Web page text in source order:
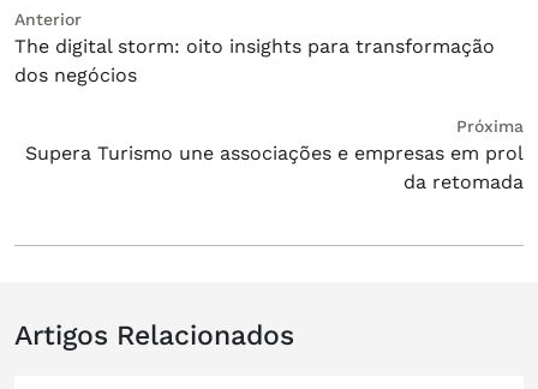
Navegação
de
Post
Anterior
Post
anterior:
The digital storm: oito insights para transformação
dos negócios
Próxima
post:
Supera Turismo une associações e empresas em prol
da retomada
Artigos Relacionados